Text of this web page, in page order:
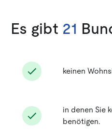
Es gibt 21
keinen
in denen Sie
benötigen.